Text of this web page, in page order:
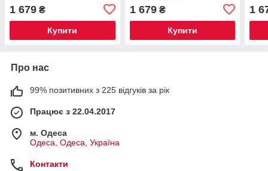
1 679 ₴
Купити
1 679₴
Купити
1
Про нас
99% позитивних з 225 відгуків за рік
Працює з 22.04.2017
м. Одеса
Одеса, Одеса, Україна
Контакти